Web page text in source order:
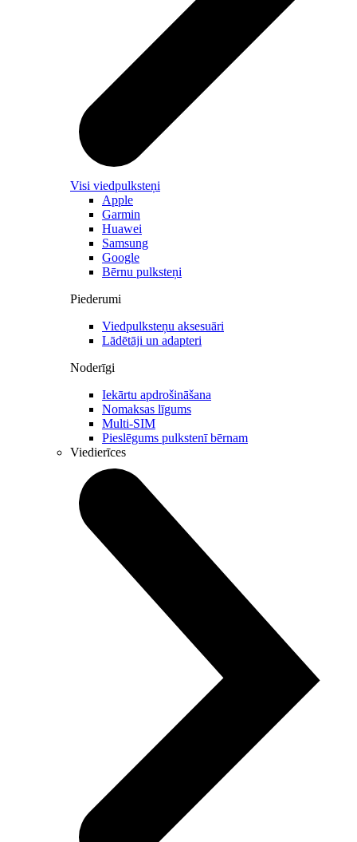
Visi viedpulksteņi
Apple
Garmin
Huawei
Samsung
Google
Bērnu pulksteņi
Piederumi
Viedpulksteņu aksesuāri
Lādētāji un adapteri
Noderīgi
Iekārtu apdrošināšana
Nomaksas līgums
Multi-SIM
Pieslēgums pulkstenī bērnam
Viedierīces